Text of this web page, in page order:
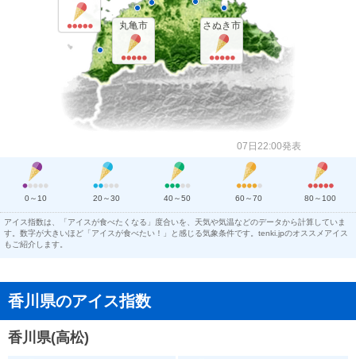
丸亀市 さぬき市
07日22:00発表
0～10 20～30 40～50 60～70 80～100
アイス指数は、「アイスが食べたくなる」度合いを、天気や気温などのデータから計算していま
す。数字が大きいほど「アイスが食べたい！」と感じる気象条件です。tenki.jpのオススメアイス
もご紹介します。
香川県のアイス指数
香川県(高松)